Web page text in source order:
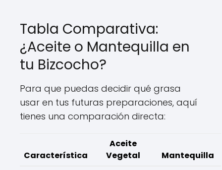
Tabla Comparativa:
¿Aceite o Mantequilla en
tu Bizcocho?
Para que puedas decidir qué grasa
usar en tus futuras preparaciones, aquí
tienes una comparación directa:
Característica
Aceite
Vegetal
Mantequilla